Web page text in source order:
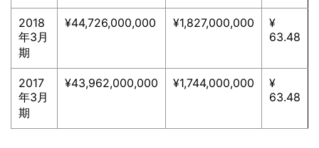
2018
年3月
期
¥44,726,000,000 ¥1,827,000,000
¥
63.48
2017
年3月
期
¥43,962,000,000 ¥1,744,000,000
¥
63.48